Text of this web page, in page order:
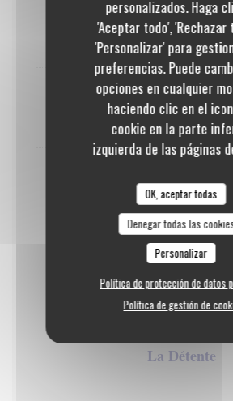
personalizados. Haga
'Aceptar todo', 'Rechazar
'Personalizar' para
preferencias. Puede
opciones en cualquier
haciendo clic en el
cookie en la parte
izquierda de las páginas
OK, aceptar todas
Denegar todas las
Personalizar
Política de protección de datos
Política de gestión de
HUEVOS
9,50 EUR
Espresso et ses 5
10,00 EUR
11,00 EUR
Mentilla ou Délice caramel 4
Gourmandises
12,00 EUR
La Détente